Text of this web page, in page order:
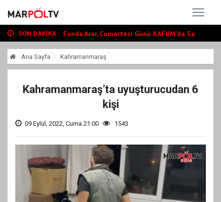
SON DAKIKA:
Onikişubat Belediyesi’nin Üniversite Haz...
Funda Arar, Cumartesi Günü KAFUM’da Sahn...
Büyükşehir, Andırın’da Yol Yatırımlarını...
Ana Sayfa Kahramanmaraş
Kahramanmaraş’ta uyuşturucudan 6
kişi
09 Eylül, 2022, Cuma 21:00 1543